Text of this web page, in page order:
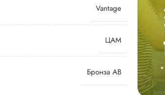
Vantage
ЦАМ
Бронза AB